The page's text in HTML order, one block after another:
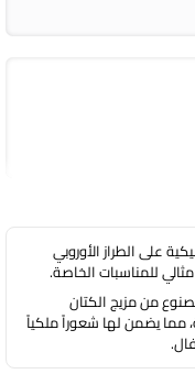
على الطراز الأوروبي
للمناسبات الخاصة.
من مزيج الكتان
مما يضمن لها شعوراً ملكياً